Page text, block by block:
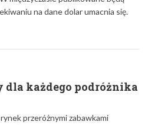
na dane dolar umacnia się.
dla każdego podróżnika
przeróżnymi zabawkami